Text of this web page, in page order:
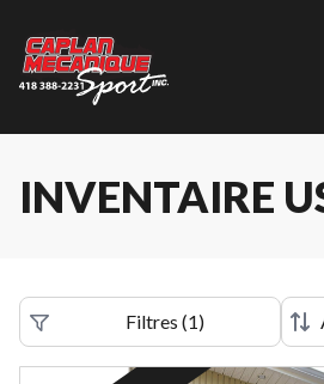
INVENTAIRE
Filtres (1)